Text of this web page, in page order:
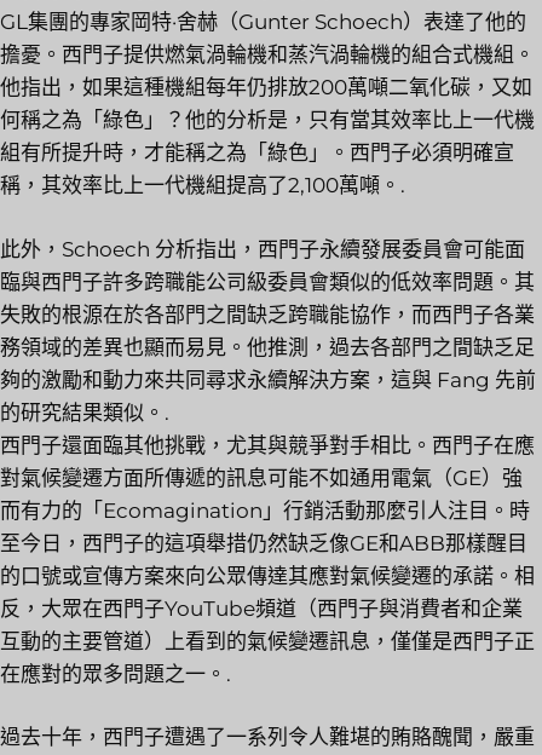
GL集團的專家岡特·舍赫（Gunter Schoech）表達了他的
擔憂。西門子提供燃氣渦輪機和蒸汽渦輪機的組合式機組。
他指出，如果這種機組每年仍排放200萬噸二氧化碳，又如
何稱之為「綠色」？他的分析是，只有當其效率比上一代機
組有所提升時，才能稱之為「綠色」。西門子必須明確宣
稱，其效率比上一代機組提高了2,100萬噸。.
此外，Schoech 分析指出，西門子永續發展委員會可能面
臨與西門子許多跨職能公司級委員會類似的低效率問題。其
失敗的根源在於各部門之間缺乏跨職能協作，而西門子各業
務領域的差異也顯而易見。他推測，過去各部門之間缺乏足
夠的激勵和動力來共同尋求永續解決方案，這與 Fang 先前
的研究結果類似。.
西門子還面臨其他挑戰，尤其與競爭對手相比。西門子在應
對氣候變遷方面所傳遞的訊息可能不如通用電氣（GE）強
而有力的「Ecomagination」行銷活動那麼引人注目。時
至今日，西門子的這項舉措仍然缺乏像GE和ABB那樣醒目
的口號或宣傳方案來向公眾傳達其應對氣候變遷的承諾。相
反，大眾在西門子YouTube頻道（西門子與消費者和企業
互動的主要管道）上看到的氣候變遷訊息，僅僅是西門子正
在應對的眾多問題之一。.
過去十年，西門子遭遇了一系列令人難堪的賄賂醜聞，嚴重